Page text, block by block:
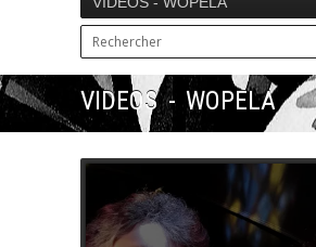
VIDEOS - WOPELA